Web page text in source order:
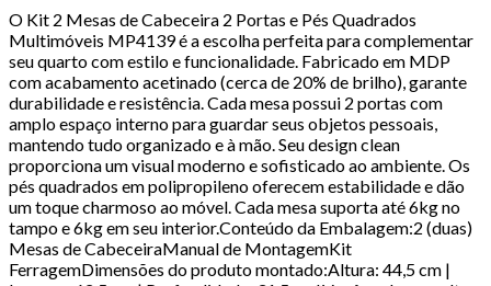
O Kit 2 Mesas de Cabeceira 2 Portas e Pés Quadrados
Multimóveis MP4139 é a escolha perfeita para complementar
seu quarto com estilo e funcionalidade. Fabricado em MDP
com acabamento acetinado (cerca de 20% de brilho), garante
durabilidade e resistência. Cada mesa possui 2 portas com
amplo espaço interno para guardar seus objetos pessoais,
mantendo tudo organizado e à mão. Seu design clean
proporciona um visual moderno e sofisticado ao ambiente. Os
pés quadrados em polipropileno oferecem estabilidade e dão
um toque charmoso ao móvel. Cada mesa suporta até 6kg no
tampo e 6kg em seu interior.Conteúdo da Embalagem:2 (duas)
Mesas de CabeceiraManual de MontagemKit
FerragemDimensões do produto montado:Altura: 44,5 cm |